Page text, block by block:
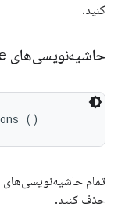
کنید.
حاشیه‌نویسی‌های clear
()
حذف کنید.